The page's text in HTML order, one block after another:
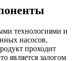
технологиями и
насосов,
проходит
является залогом